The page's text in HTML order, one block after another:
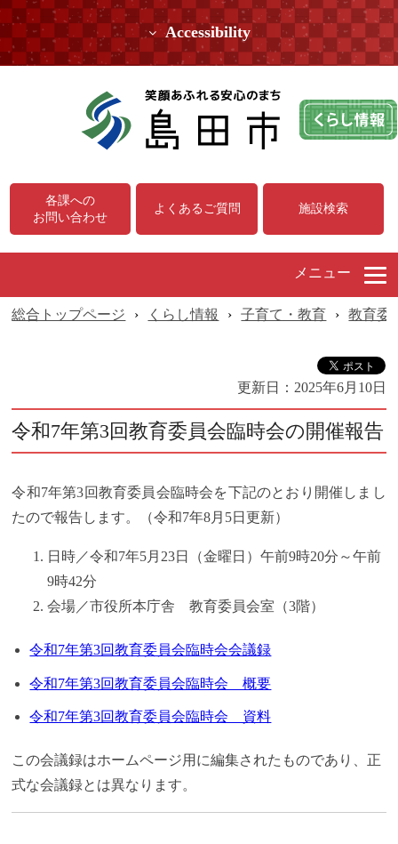
Accessibility
各課への
お問い合わせ
よくあるご質問 施設検索
メニュー
総合トップページ › くらし情報 › 子育て・教育 › 教育委
更新日： 2025年6月10日
令和7年第3回教育委員会臨時会の開催報告
令和7年第3回教育委員会臨時会を下記のとおり開催しまし
たので報告します。（令和7年8月5日更新）
日時／令和7年5月23日（金曜日）午前9時20分～午前
9時42分
会場／市役所本庁舎 教育委員会室（3階）
令和7年第3回教育委員会臨時会会議録
令和7年第3回教育委員会臨時会 概要
令和7年第3回教育委員会臨時会 資料
この会議録はホームページ用に編集されたものであり、正
式な会議録とは異なります。